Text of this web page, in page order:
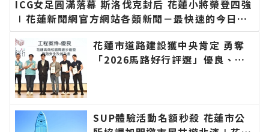
ICG女足圓滿落幕 斯洛伐克封后 花蓮小將榮登四強
∣花蓮新聞網官方網站各類新聞－最快速的今日新
聞報導 最新的在地資訊！
花蓮市道路建設獲中央肯定 勇奪
「2026馬路好行評選」優良、佳
新的在地資訊！
SUP體驗活動名額秒殺 花蓮市公